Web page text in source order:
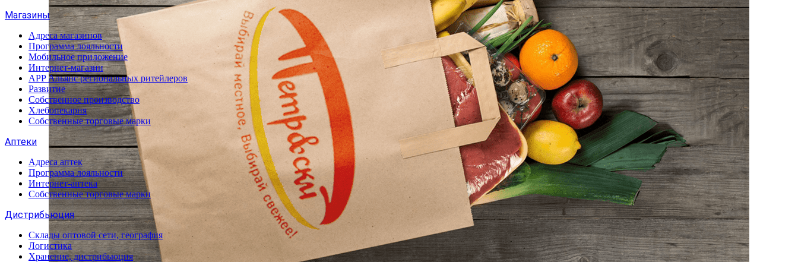
Магазины
Адреса магазинов
Программа лояльности
Мобильное приложение
Интернет-магазин
APP Альянс региональных ритейлеров
Развитие
Собственное производство
Хлебопекарня
Собственные торговые марки
Аптеки
Адреса аптек
Программа лояльности
Интернет-аптека
Собственные торговые марки
Дистрибьюция
Склады оптовой сети, география
Логистика
Хранение, дистрибьюция